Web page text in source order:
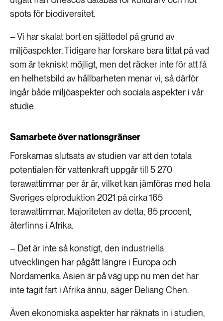
spots för biodiversitet.
– Vi har skalat bort en sjättedel på grund av
miljöaspekter. Tidigare har forskare bara tittat på vad
som är tekniskt möjligt, men det räcker inte för att få
en helhetsbild av hållbarheten menar vi, så därför
ingår både miljöaspekter och sociala aspekter i vår
studie.
Samarbete över nationsgränser
Forskarnas slutsats av studien var att den totala
potentialen för vattenkraft uppgår till 5 270
terawattimmar per år är, vilket kan jämföras med hela
Sveriges elproduktion 2021 på cirka 165
terawattimmar. Majoriteten av detta, 85 procent,
återfinns i Afrika.
– Det är inte så konstigt, den industriella
utvecklingen har pågått längre i Europa och
Nordamerika. Asien är på väg upp nu men det har
inte tagit fart i Afrika ännu, säger Deliang Chen.
Även ekonomiska aspekter har räknats in i studien,